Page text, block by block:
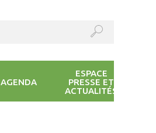
AGENDA
ESPACE
PRESSE ET
ACTUALITÉS